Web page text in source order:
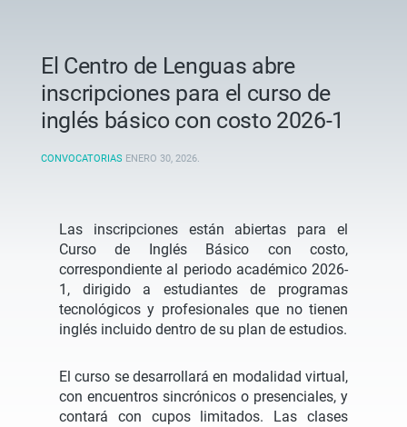
El Centro de Lenguas abre
inscripciones para el curso de
inglés básico con costo 2026-1
CONVOCATORIAS ENERO 30, 2026.
Las inscripciones están abiertas para el
Curso de Inglés Básico con costo,
correspondiente al periodo académico 2026-
1, dirigido a estudiantes de programas
tecnológicos y profesionales que no tienen
inglés incluido dentro de su plan de estudios.
El curso se desarrollará en modalidad virtual,
con encuentros sincrónicos o presenciales, y
contará con cupos limitados. Las clases